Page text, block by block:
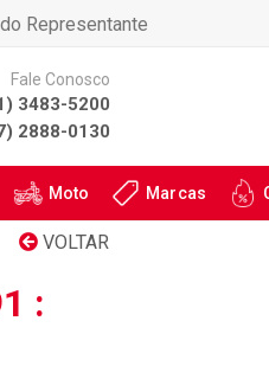
Representante
Fale Conosco
3483-5200
2888-0130
Moto Marcas
VOLTAR
: